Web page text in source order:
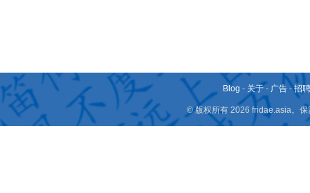
Blog - 关于 - 广告 -招
© 版权所有 2026 fridae.asia。